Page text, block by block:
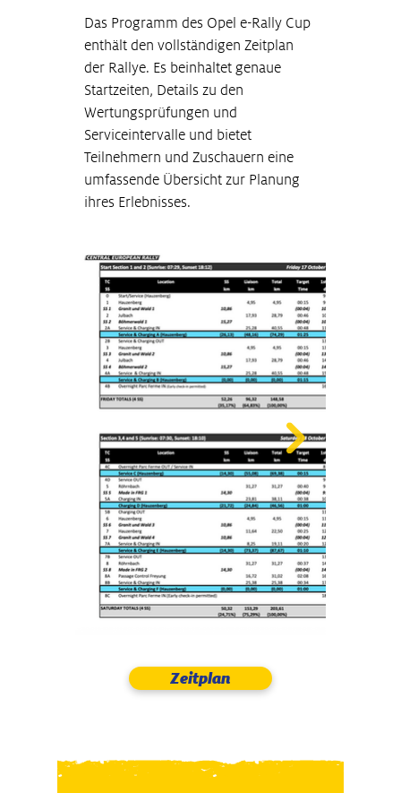
Das Programm des Opel e-Rally Cup
enthält den vollständigen Zeitplan
der Rallye. Es beinhaltet genaue
Startzeiten, Details zu den
Wertungsprüfungen und
Serviceintervalle und bietet
Teilnehmern und Zuschauern eine
umfassende Übersicht zur Planung
ihres Erlebnisses.
Zeitplan